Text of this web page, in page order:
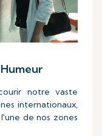
notre vaste
internationaux,
de nos zones